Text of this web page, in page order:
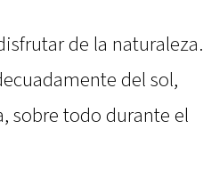
de la naturaleza.
del sol,
sobre todo durante el